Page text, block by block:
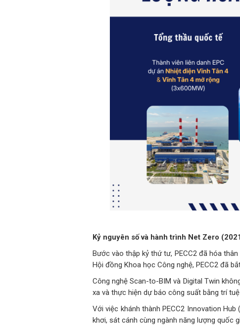
Kỷ nguyên số và hành trình Net Zero
Bước vào thập kỷ thứ tư, PECC2 đã hóa
Hội đồng Khoa học Công nghệ, PECC2 đã
Công nghệ Scan-to-BIM và Digital Twin
xa và thực hiện dự báo công suất bằng trí
Với việc khánh thành PECC2 Innovation
khơi, sát cánh cùng ngành năng lượng quốc